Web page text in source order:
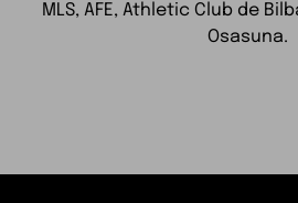
MLS, AFE, Athletic Club de
Osasuna.